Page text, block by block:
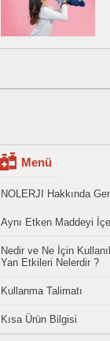
Menü
NOLERJI Hakkında
Aynı Etken Maddeyi
Nedir ve Ne İçin
Yan Etkileri Nelerdir ?
Kullanma Talimatı
Kısa Ürün Bilgisi